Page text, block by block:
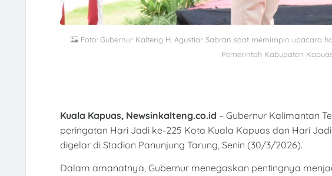
Foto: Gubernur Kalteng H. Agustiar Sabran saat memimpin upacara
Pemerintah Kabupaten
Kuala Kapuas, Newsinkalteng.co.id – Gubernur Kalimantan
peringatan Hari Jadi ke-225 Kota Kuala Kapuas dan Hari
digelar di Stadion Panunjung Tarung, Senin (30/3/2026).
Dalam amanatnya, Gubernur menegaskan pentingnya